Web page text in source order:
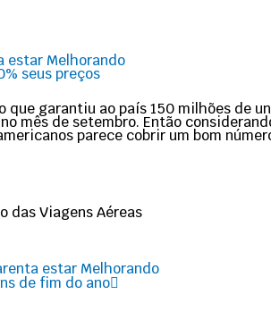
estar Melhorando
seus preços
que garantiu ao país 150 milhões de
mês de setembro. Então
parece cobrir um bom
das Viagens Aéreas
estar Melhorando
de fim do ano
Next